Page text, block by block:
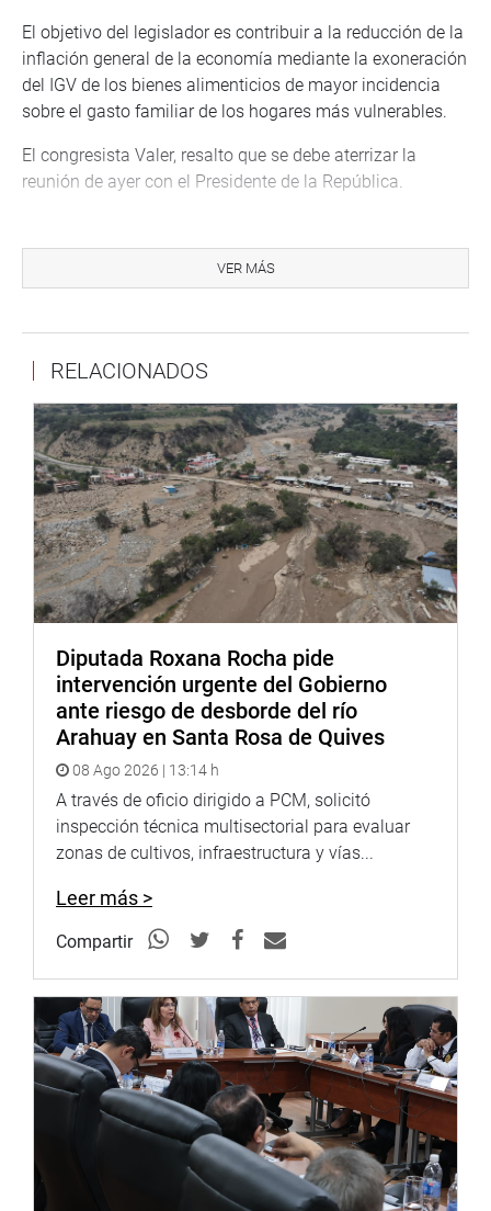
El objetivo del legislador es contribuir a la reducción de la
inflación general de la economía mediante la exoneración
del IGV de los bienes alimenticios de mayor incidencia
sobre el gasto familiar de los hogares más vulnerables.
El congresista Valer, resalto que se debe aterrizar la
reunión de ayer con el Presidente de la República.
formalmente se puede llevar acabo el “Pleno Ejecutivo” en
la fecha más próxima, a fin de aprobar en el Pleno del
sustenta en la actual crisis que vive nuestro país.
DESPACHO CONGRESAL
VER MÁS
RELACIONADOS
Diputada Roxana Rocha pide
intervención urgente del Gobierno
ante riesgo de desborde del río
Arahuay en Santa Rosa de Quives
08 Ago 2026 | 13:14 h
A través de oficio dirigido a PCM, solicitó
inspección técnica multisectorial para evaluar
zonas de cultivos, infraestructura y vías...
Leer más >
Compartir